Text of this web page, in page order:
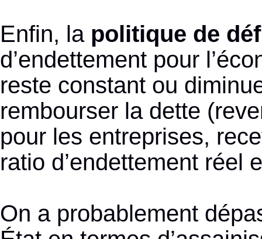
Enfin, la politique de
d’endettement pour
reste constant ou
rembourser la dette
pour les entreprises,
ratio d’endettement réel
On a probablement